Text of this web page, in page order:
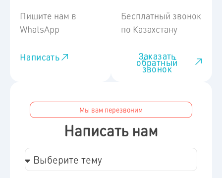
Пишите нам в
WhatsApp
Написать
Бесплатный звонок
по Казахстану
Заказать
обратный
звонок
Мы вам перезвоним
Написать нам